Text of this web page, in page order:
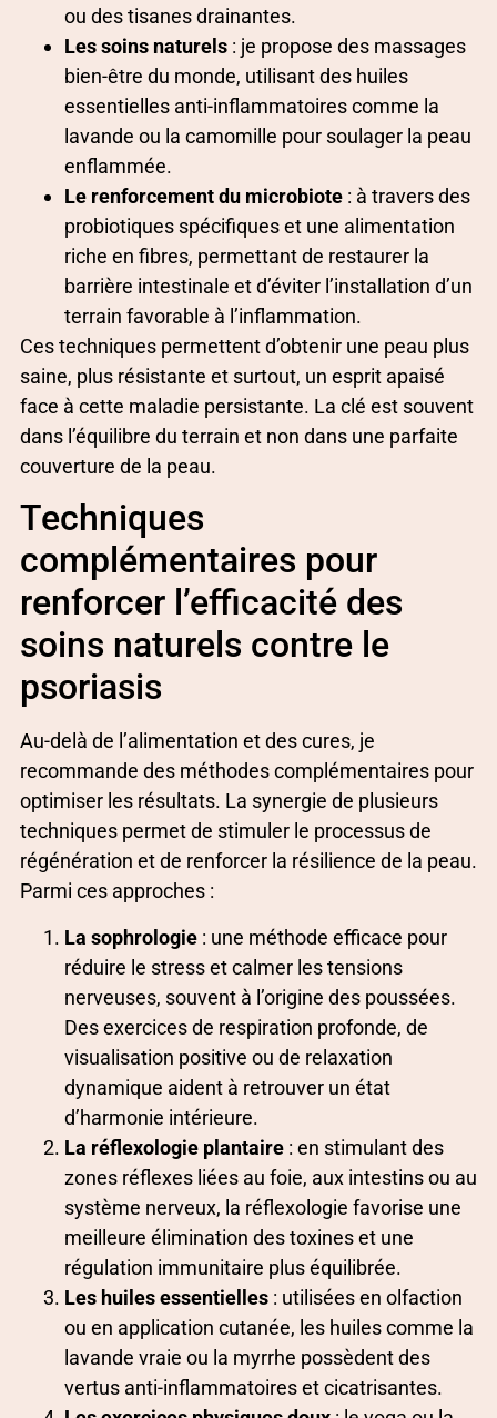
ou des tisanes drainantes.
Les soins naturels : je propose des massages
bien-être du monde, utilisant des huiles
essentielles anti-inflammatoires comme la
lavande ou la camomille pour soulager la peau
enflammée.
Le renforcement du microbiote : à travers des
probiotiques spécifiques et une alimentation
riche en fibres, permettant de restaurer la
barrière intestinale et d’éviter l’installation d’un
terrain favorable à l’inflammation.
Ces techniques permettent d’obtenir une peau plus
saine, plus résistante et surtout, un esprit apaisé
face à cette maladie persistante. La clé est souvent
dans l’équilibre du terrain et non dans une parfaite
couverture de la peau.
Techniques
complémentaires pour
renforcer l’efficacité des
soins naturels contre le
psoriasis
Au-delà de l’alimentation et des cures, je
recommande des méthodes complémentaires pour
optimiser les résultats. La synergie de plusieurs
techniques permet de stimuler le processus de
régénération et de renforcer la résilience de la peau.
Parmi ces approches :
La sophrologie : une méthode efficace pour
réduire le stress et calmer les tensions
nerveuses, souvent à l’origine des poussées.
Des exercices de respiration profonde, de
visualisation positive ou de relaxation
dynamique aident à retrouver un état
d’harmonie intérieure.
La réflexologie plantaire : en stimulant des
zones réflexes liées au foie, aux intestins ou au
système nerveux, la réflexologie favorise une
meilleure élimination des toxines et une
régulation immunitaire plus équilibrée.
Les huiles essentielles : utilisées en olfaction
ou en application cutanée, les huiles comme la
lavande vraie ou la myrrhe possèdent des
vertus anti-inflammatoires et cicatrisantes.